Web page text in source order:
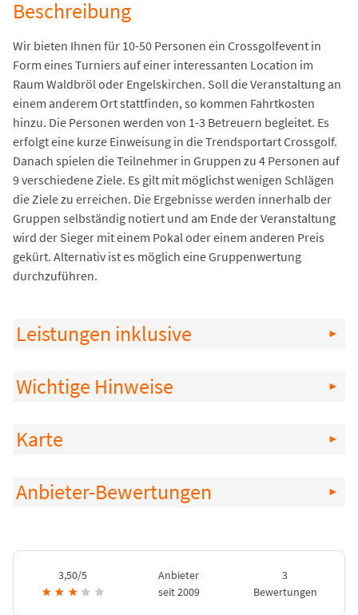
Beschreibung
Wir bieten Ihnen für 10-50 Personen ein Crossgolfevent in
Form eines Turniers auf einer interessanten Location im
Raum Waldbröl oder Engelskirchen. Soll die Veranstaltung an
einem anderem Ort stattfinden, so kommen Fahrtkosten
hinzu. Die Personen werden von 1-3 Betreuern begleitet. Es
erfolgt eine kurze Einweisung in die Trendsportart Crossgolf.
Danach spielen die Teilnehmer in Gruppen zu 4 Personen auf
9 verschiedene Ziele. Es gilt mit möglichst wenigen Schlägen
die Ziele zu erreichen. Die Ergebnisse werden innerhalb der
Gruppen selbständig notiert und am Ende der Veranstaltung
wird der Sieger mit einem Pokal oder einem anderen Preis
gekürt. Alternativ ist es möglich eine Gruppenwertung
durchzuführen.
Leistungen inklusive
Wichtige Hinweise
Karte
Anbieter-Bewertungen
3,50/5
★ ★ ★ ★ ★
Anbieter
seit 2009
3
Bewertungen